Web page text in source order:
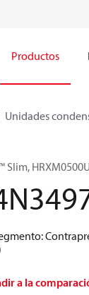
Productos
Unidades
Slim,
a la